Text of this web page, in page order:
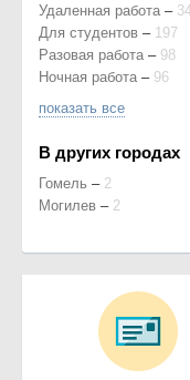
Удаленная работа –
Для студентов – 197
Разовая работа – 98
Ночная работа – 96
показать все
В других городах
Гомель – 2
Могилев – 2